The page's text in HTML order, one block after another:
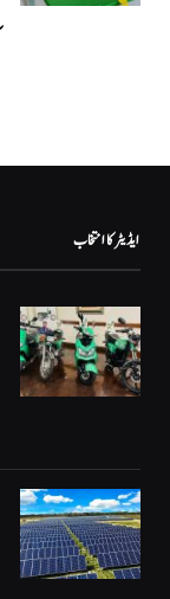
ایڈیٹر کا انتخاب